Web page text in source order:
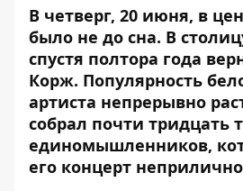
В четверг, 20 июня, в
было не до сна. В
спустя полтора года
Корж. Популярность
артиста непрерывно
собрал почти тридцать
единомышленников,
его концерт